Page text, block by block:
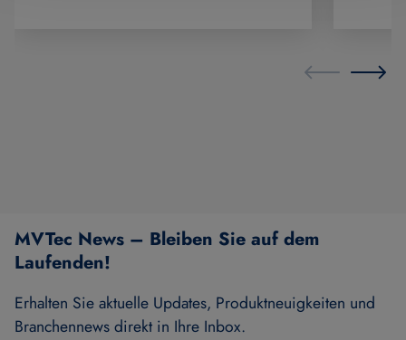
MVTec News – Bleiben Sie auf dem
Laufenden!
Erhalten Sie aktuelle Updates, Produktneuigkeiten und
Branchennews direkt in Ihre Inbox.